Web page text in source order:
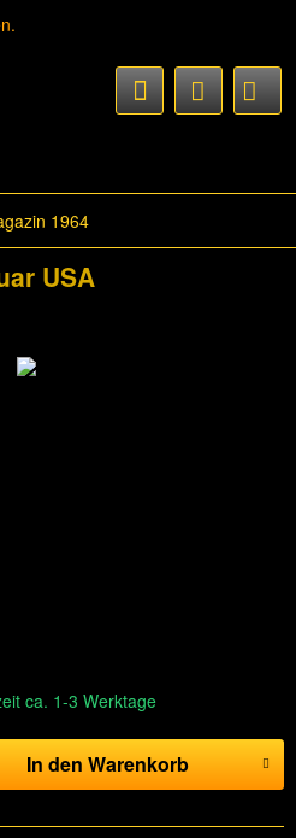
1964
USA
ca. 1-3 Werktage
In den Warenkorb